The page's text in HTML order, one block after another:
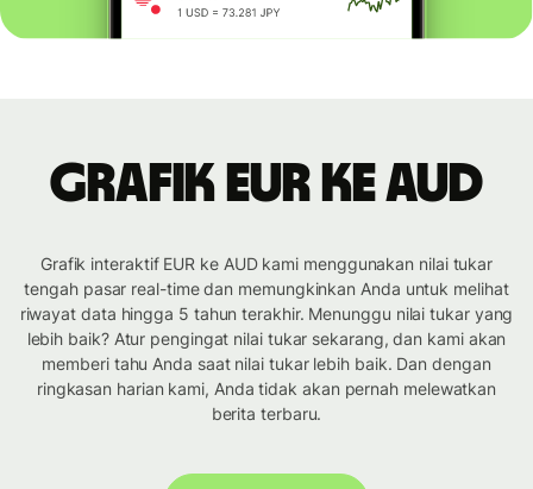
Grafik EUR ke AUD
Grafik interaktif EUR ke AUD kami menggunakan nilai tukar
tengah pasar real-time dan memungkinkan Anda untuk melihat
riwayat data hingga 5 tahun terakhir. Menunggu nilai tukar yang
lebih baik? Atur pengingat nilai tukar sekarang, dan kami akan
memberi tahu Anda saat nilai tukar lebih baik. Dan dengan
ringkasan harian kami, Anda tidak akan pernah melewatkan
berita terbaru.